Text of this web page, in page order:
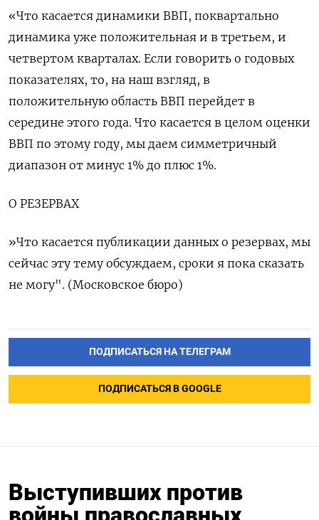
«Что касается динамики ВВП, поквартально
динамика уже положительная и в третьем, и
четвертом кварталах. Если говорить о годовых
показателях, то, на наш взгляд, в
положительную область ВВП перейдет в
середине этого года. Что касается в целом оценки
ВВП по этому году, мы даем симметричный
диапазон от минус 1% до плюс 1%.
О РЕЗЕРВАХ
»Что касается публикации данных о резервах, мы
сейчас эту тему обсуждаем, сроки я пока сказать
не могу". (Московское бюро)
ПОДПИСАТЬСЯ НА ТЕЛЕГРАМ
ПОДПИСАТЬСЯ В GOOGLE
Выступивших против